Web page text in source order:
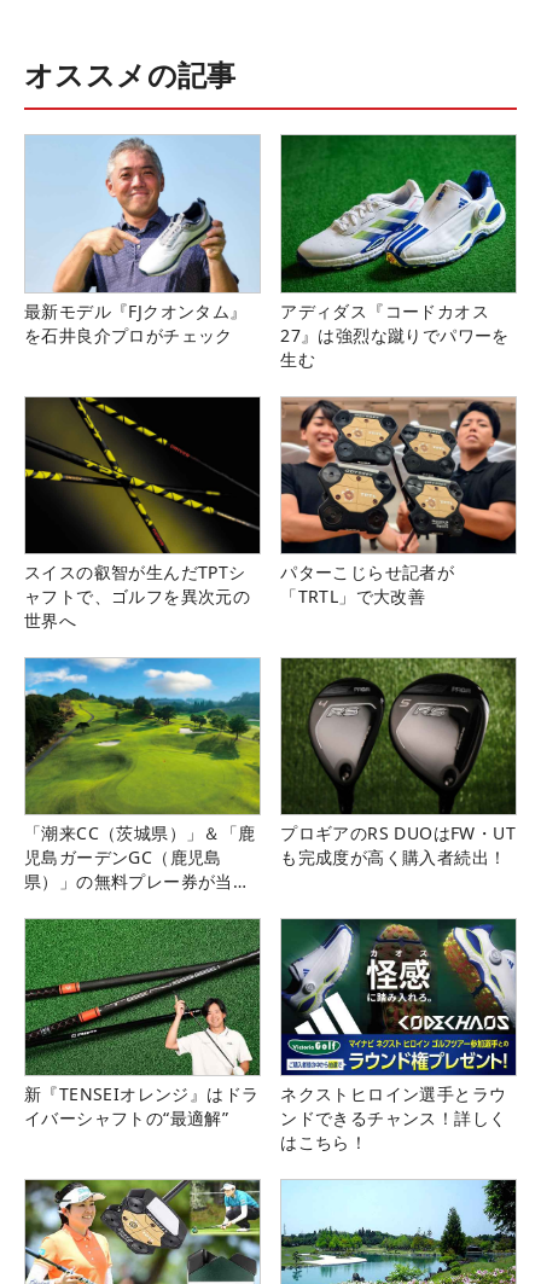
オススメの記事
最新モデル『FJクオンタム』
を石井良介プロがチェック
アディダス『コードカオス
27』は強烈な蹴りでパワーを
生む
スイスの叡智が生んだTPTシ
ャフトで、ゴルフを異次元の
世界へ
パターこじらせ記者が
「TRTL」で大改善
「潮来CC（茨城県）」＆「鹿
児島ガーデンGC（鹿児島
県）」の無料プレー券が当た
プロギアのRS DUOはFW・UT
も完成度が高く購入者続出！
新『TENSEIオレンジ』はドラ
イバーシャフトの“最適解”
ネクストヒロイン選手とラウ
ンドできるチャンス！詳しく
はこちら！